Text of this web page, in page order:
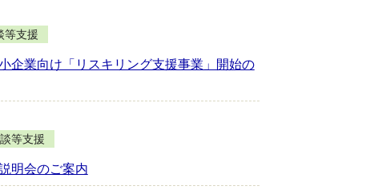
等支援
企業向け「リスキリング支援事業」開始の
等支援
明会のご案内